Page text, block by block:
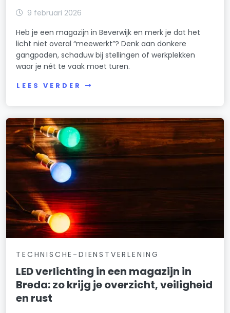
9 februari 2026
Heb je een magazijn in Beverwijk en merk je dat het
licht niet overal “meewerkt”? Denk aan donkere
gangpaden, schaduw bij stellingen of werkplekken
waar je nét te vaak moet turen.
LEES VERDER
TECHNISCHE-DIENSTVERLENING
LED verlichting in een magazijn in
Breda: zo krijg je overzicht, veiligheid
en rust